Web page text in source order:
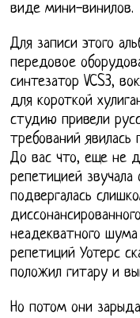
виде мини-винилов.
Для записи этого
передовое
синтезатор VCS3,
для короткой
студию привели
требований
До вас что, еще не
репетицией
подвергалась
неадекватного
репетиций Уотерс
положил гитару и
Но потом они